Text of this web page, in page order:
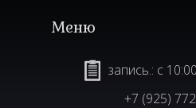
запись.: с
+7 (925)